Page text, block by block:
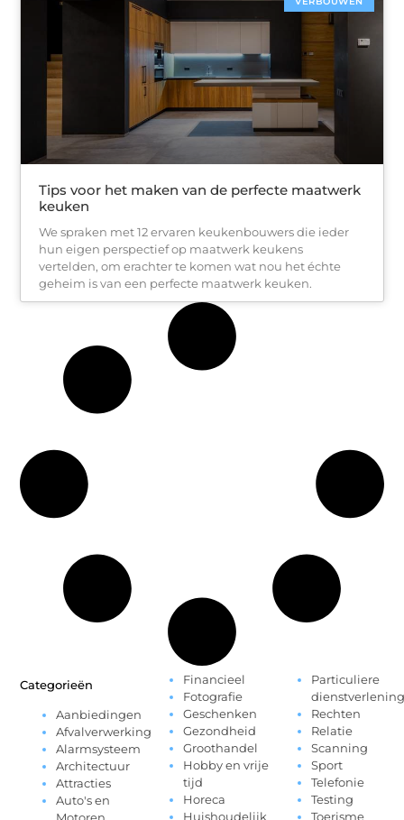
Tips voor het maken van de perfecte maatwerk
keuken
We spraken met 12 ervaren keukenbouwers die ieder
hun eigen perspectief op maatwerk keukens
vertelden, om erachter te komen wat nou het échte
geheim is van een perfecte maatwerk keuken.
Categorieën
Aanbiedingen
Afvalverwerking
Alarmsysteem
Architectuur
Attracties
Auto's en
Financieel
Fotografie
Geschenken
Gezondheid
Groothandel
Hobby en vrije
tijd
Horeca
Huishoudelijk
Particuliere
dienstverlening
Rechten
Relatie
Scanning
Sport
Telefonie
Testing
Toerisme